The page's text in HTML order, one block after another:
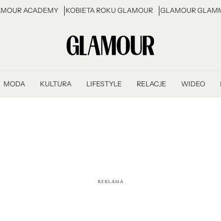
ACADEMY KOBIETA ROKU GLAMOUR GLAMOUR
MODA KULTURA LIFESTYLE RELACJE WIDEO